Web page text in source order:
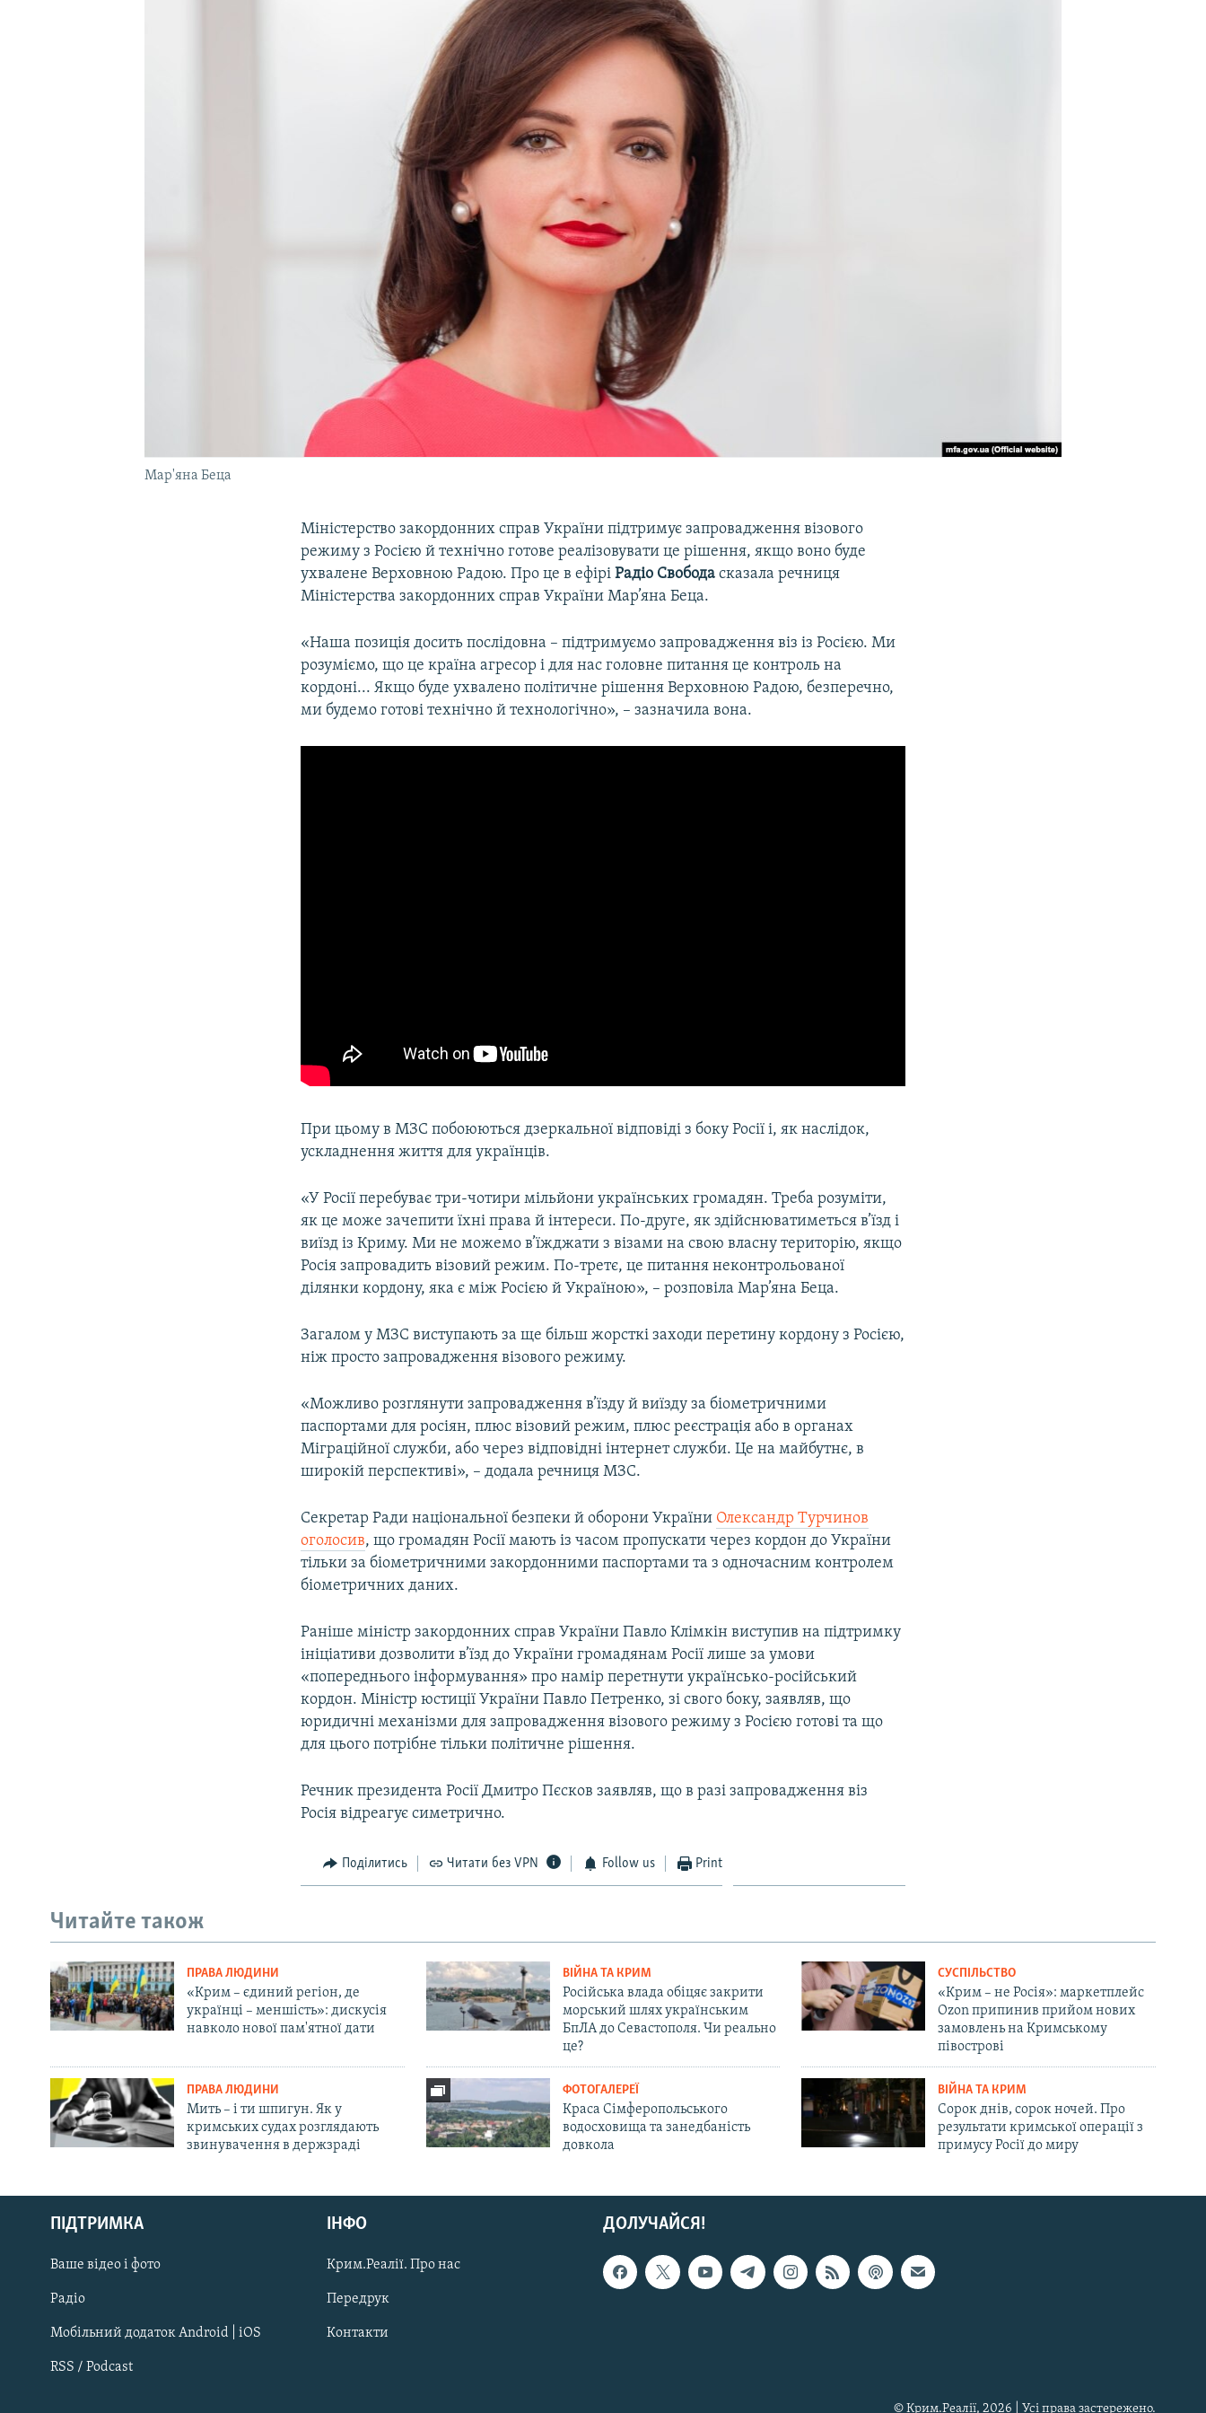
Русский
Qırımtatar
ДОЛУЧАЙСЯ!
Мар'яна Беца
Міністерство закордонних справ України підтримує запровадження візового
режиму з Росією й технічно готове реалізовувати це рішення, якщо воно буде
ухвалене Верховною Радою. Про це в ефіріРадіо Свобода сказала речниця
Міністерства закордонних справ України Мар’яна Беца.
«Наша позиція досить послідовна – підтримуємо запровадження віз із Росією. Ми
розуміємо, що це країна агресор і для нас головне питання це контроль на
кордоні... Якщо буде ухвалено політичне рішення Верховною Радою, безперечно,
ми будемо готові технічно й технологічно», – зазначила вона.
При цьому в МЗС побоюються дзеркальної відповіді з боку Росії і, як наслідок,
ускладнення життя для українців.
«У Росії перебуває три-чотири мільйони українських громадян. Треба розуміти,
як це може зачепити їхні права й інтереси. По-друге, як здійснюватиметься в’їзд і
виїзд із Криму. Ми не можемо в’їжджати з візами на свою власну територію, якщо
Росія запровадить візовий режим. По-третє, це питання неконтрольованої
ділянки кордону, яка є між Росією й Україною», – розповіла Мар’яна Беца.
Загалом у МЗС виступають за ще більш жорсткі заходи перетину кордону з Росією,
ніж просто запровадження візового режиму.
«Можливо розглянути запровадження в’їзду й виїзду за біометричними
паспортами для росіян, плюс візовий режим, плюс реєстрація або в органах
Міграційної служби, або через відповідні інтернет служби. Це на майбутнє, в
широкій перспективі», – додала речниця МЗС.
Секретар Ради національної безпеки й оборони України Олександр Турчинов
оголосив, що громадян Росії мають із часом пропускати через кордон до України
тільки за біометричними закордонними паспортами та з одночасним контролем
біометричних даних.
Раніше міністр закордонних справ України Павло Клімкін виступив на підтримку
ініціативи дозволити в’їзд до України громадянам Росії лише за умови
«попереднього інформування» про намір перетнути українсько-російський
кордон. Міністр юстиції України Павло Петренко, зі свого боку, заявляв, що
юридичні механізми для запровадження візового режиму з Росією готові та що
для цього потрібне тільки політичне рішення.
Речник президента Росії Дмитро Пєсков заявляв, що в разі запровадження віз
Росія відреагує симетрично.
Поділитись Читати без VPN Follow us Print
Читайте також
ПРАВА ЛЮДИНИ
«Крим – єдиний регіон, де
українці – меншість»: дискусія
навколо нової пам'ятної дати
ВІЙНА ТА КРИМ
Російська влада обіцяє закрити
морський шлях українським
БпЛА до Севастополя. Чи реально
це?
СУСПІЛЬСТВО
«Крим – не Росія»: маркетплейс
Ozon припинив прийом нових
замовлень на Кримському
півострові
ПРАВА ЛЮДИНИ
Мить – і ти шпигун. Як у
кримських судах розглядають
звинувачення в держзраді
ФОТОГАЛЕРЕЇ
Краса Сімферопольського
водосховища та занедбаність
довкола
ВІЙНА ТА КРИМ
Сорок днів, сорок ночей. Про
результати кримської операції з
примусу Росії до миру
ДОЛУЧАЙСЯ!
ПІДТРИМКА
Ваше відео і фото
Радіо
Мобільний додаток Android | iOS
RSS / Podcast
ІНФО
Крим.Реалії. Про нас
Передрук
Контакти
© Крим.Реалії, 2026 | Усі права застережено.